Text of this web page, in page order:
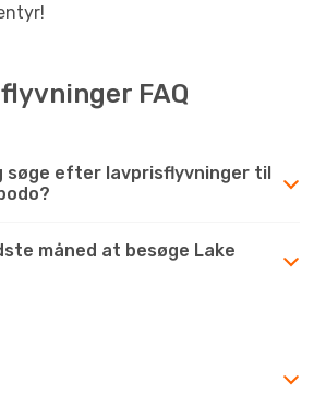
FAQ
søge efter lavprisflyvninger til
måned at besøge Lake